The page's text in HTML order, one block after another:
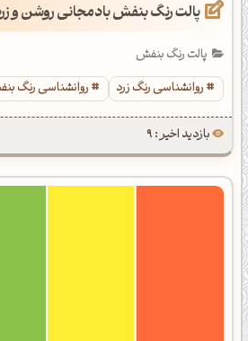
پالت رنگ بنفش بادمجانی روشن و
پالت رنگ بنفش
روانشناسی رنگ زرد
روانشناسی رنگ
بازدید اخیر : 9